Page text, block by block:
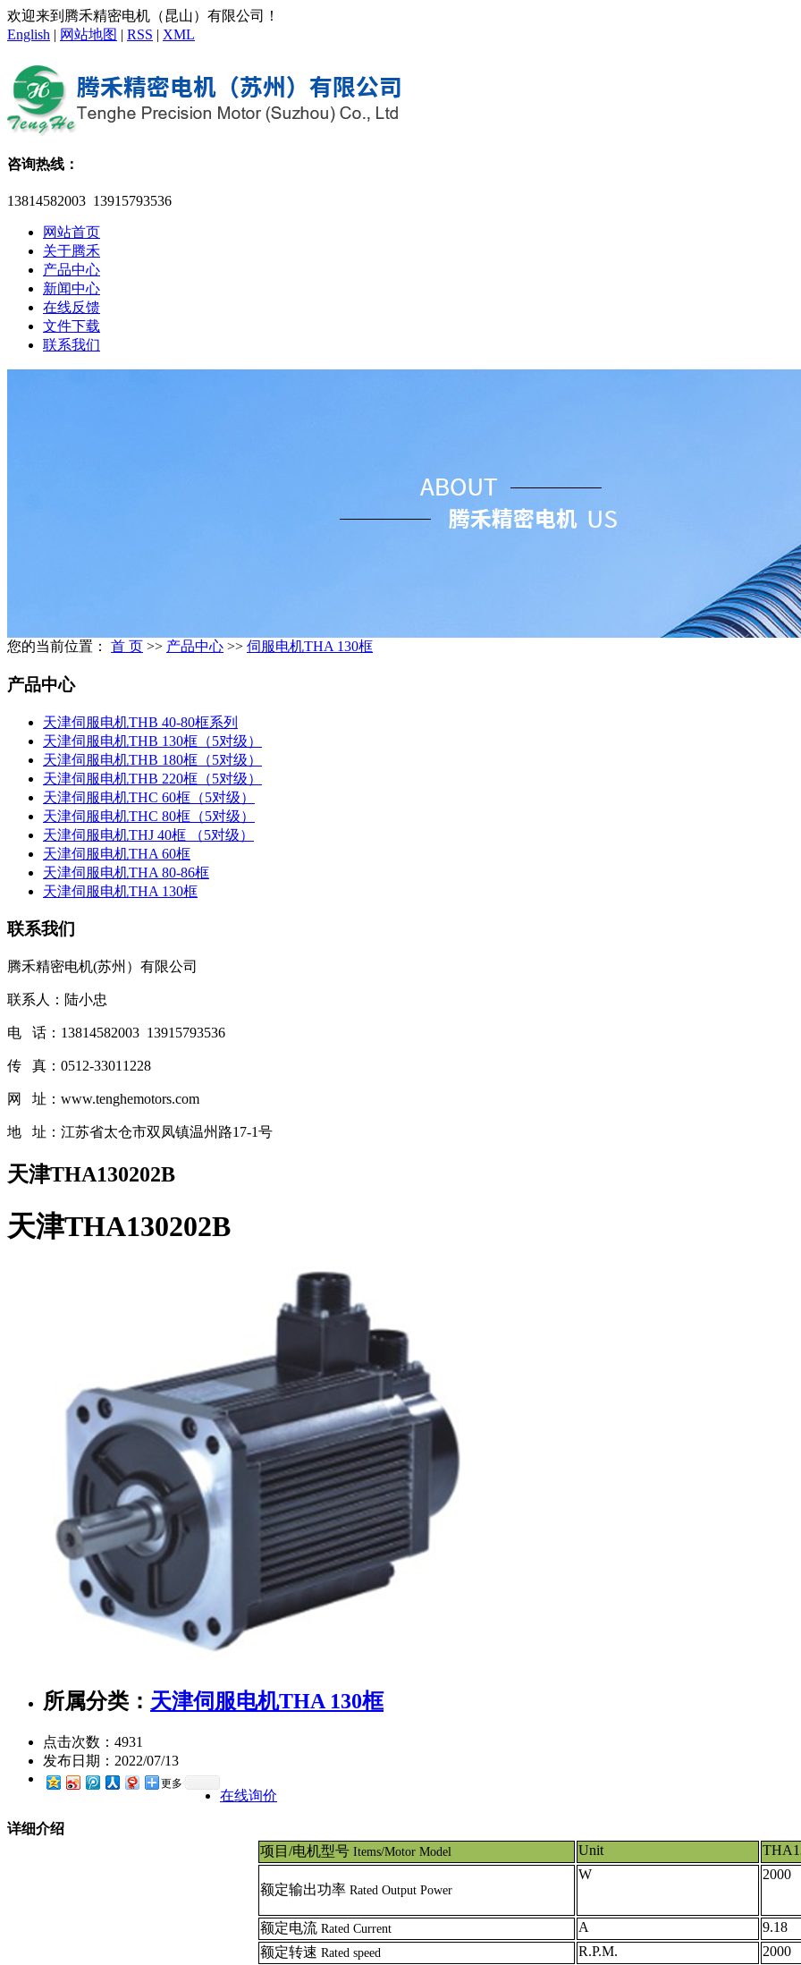
欢迎来到腾禾精密电机（昆山）有限公司！
English | 网站地图 | RSS | XML
咨询热线：
13814582003 13915793536
网站首页
关于腾禾
产品中心
新闻中心
在线反馈
文件下载
联系我们
您的当前位置： 首 页 >> 产品中心 >> 伺服电机THA 130框
产品中心
天津伺服电机THB 40-80框系列
天津伺服电机THB 130框（5对级）
天津伺服电机THB 180框（5对级）
天津伺服电机THB 220框（5对级）
天津伺服电机THC 60框（5对级）
天津伺服电机THC 80框（5对级）
天津伺服电机THJ 40框 （5对级）
天津伺服电机THA 60框
天津伺服电机THA 80-86框
天津伺服电机THA 130框
联系我们
腾禾精密电机(苏州）有限公司
联系人：陆小忠
电 话：13814582003 13915793536
传 真：0512-33011228
网 址：www.tenghemotors.com
地 址：江苏省太仓市双凤镇温州路17-1号
天津THA130202B
天津THA130202B
所属分类： 天津伺服电机THA 130框
点击次数： 4931
发布日期： 2022/07/13
更多
在线询价
详细介绍
项目/电机型号 Items/Motor Model Unit
额定输出功率 Rated Output Power
W 2000
额定电流 Rated Current A
9.18
额定转速 Rated speed R.P.M.
2000